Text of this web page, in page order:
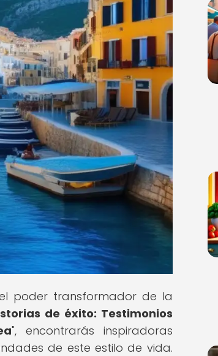
poder transformador de la
de éxito: Testimonios
", encontrarás inspiradoras
de este estilo de vida.